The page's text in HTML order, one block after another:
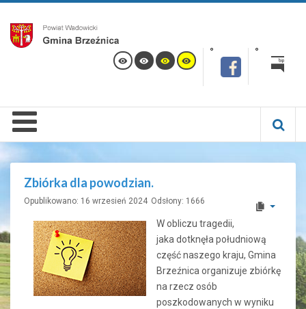
Zbiórka dla powodzian.
Opublikowano: 16 wrzesień 2024 Odsłony: 1666
W obliczu tragedii,
jaka dotknęła południową
część naszego kraju, Gmina
Brzeźnica organizuje zbiórkę
na rzecz osób
poszkodowanych w wyniku